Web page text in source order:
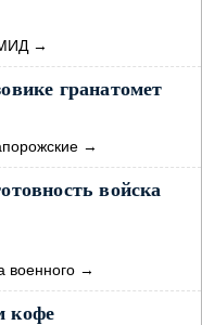
→
гранатомет
→
войска
военного →
кофе